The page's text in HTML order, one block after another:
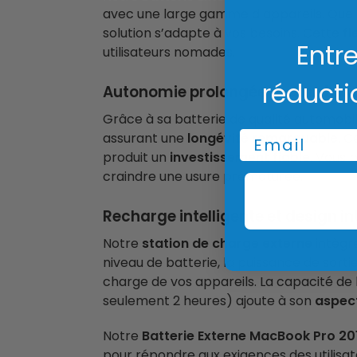
avec une large gamme d’appareils.
solution s’adapte à vos besoins. Cette
utilisateurs nomades.
Autonomie prolongée et
Grâce à sa batterie de qualité
assurant une longévité remarquable
produit un investissement fiable. Vous
craindre une usure prématurée.
Recharge intelligente et design
Notre station de charge externe
niveau de batterie, la puissance de
charge de vos appareils. La capacité
seulement 2 heures) ajoute à son
Notre Batterie Externe MacBook Pro
Email